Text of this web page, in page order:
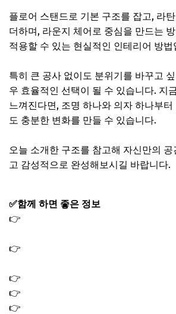
플로어 스탠드로 기본 구조를 잡고, 라
더하며, 라운지 체어로 중심을 만드는
적용할 수 있는 현실적인 인테리어 방법
특히 큰 공사 없이도 분위기를 바꾸고
우 효율적인 선택이 될 수 있습니다. 지
느껴진다면, 조명 하나와 의자 하나부
도 충분한 변화를 만들 수 있습니다.
오늘 소개한 구조를 참고해 자신만의
고 감성적으로 완성해보시길 바랍니다.
✅함께 하면 좋은 정보
👉
👉
👉
👉
👉